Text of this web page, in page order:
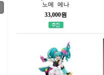
노메 에나
33,000원